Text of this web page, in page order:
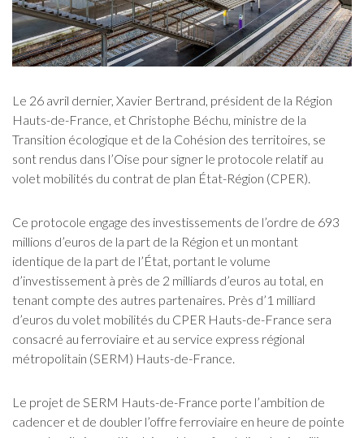
Le 26 avril dernier, Xavier Bertrand, président de la Région
Hauts-de-France, et Christophe Béchu, ministre de la
Transition écologique et de la Cohésion des territoires, se
sont rendus dans l’Oise pour signer le protocole relatif au
volet mobilités du contrat de plan État-Région (CPER).
Ce protocole engage des investissements de l’ordre de 693
millions d’euros de la part de la Région et un montant
identique de la part de l’État, portant le volume
d’investissement à près de 2 milliards d’euros au total, en
tenant compte des autres partenaires. Près d’1 milliard
d’euros du volet mobilités du CPER Hauts-de-France sera
consacré au ferroviaire et au service express régional
métropolitain (SERM) Hauts-de-France.
Le projet de SERM Hauts-de-France porte l’ambition de
cadencer et de doubler l’offre ferroviaire en heure de pointe